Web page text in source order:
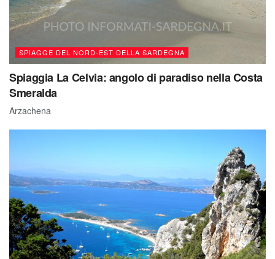
SPIAGGE DEL NORD-EST DELLA SARDEGNA
Spiaggia La Celvia: angolo di paradiso nella Costa
Smeralda
Arzachena